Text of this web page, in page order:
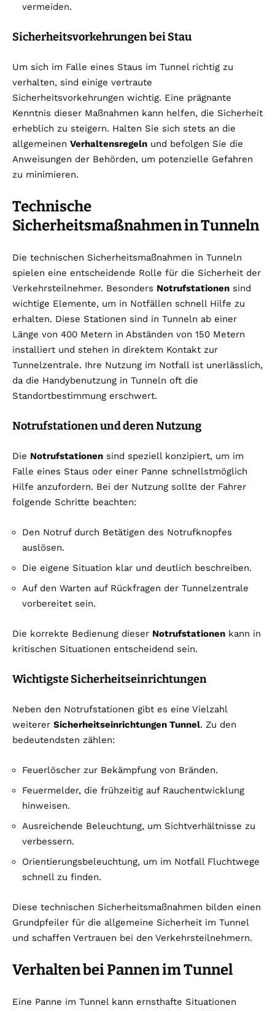
vermeiden.
Sicherheitsvorkehrungen bei Stau
Um sich im Falle eines Staus im Tunnel richtig zu
verhalten, sind einige vertraute
Sicherheitsvorkehrungen wichtig. Eine prägnante
Kenntnis dieser Maßnahmen kann helfen, die Sicherheit
erheblich zu steigern. Halten Sie sich stets an die
allgemeinen Verhaltensregeln und befolgen Sie die
Anweisungen der Behörden, um potenzielle Gefahren
zu minimieren.
Technische
Sicherheitsmaßnahmen in Tunneln
Die technischen Sicherheitsmaßnahmen in Tunneln
spielen eine entscheidende Rolle für die Sicherheit der
Verkehrsteilnehmer. Besonders Notrufstationen sind
wichtige Elemente, um in Notfällen schnell Hilfe zu
erhalten. Diese Stationen sind in Tunneln ab einer
Länge von 400 Metern in Abständen von 150 Metern
installiert und stehen in direktem Kontakt zur
Tunnelzentrale. Ihre Nutzung im Notfall ist unerlässlich,
da die Handybenutzung in Tunneln oft die
Standortbestimmung erschwert.
Notrufstationen und deren Nutzung
Die Notrufstationen sind speziell konzipiert, um im
Falle eines Staus oder einer Panne schnellstmöglich
Hilfe anzufordern. Bei der Nutzung sollte der Fahrer
folgende Schritte beachten:
Den Notruf durch Betätigen des Notrufknopfes
auslösen.
Die eigene Situation klar und deutlich beschreiben.
Auf den Warten auf Rückfragen der Tunnelzentrale
vorbereitet sein.
Die korrekte Bedienung dieser Notrufstationen kann in
kritischen Situationen entscheidend sein.
Wichtigste Sicherheitseinrichtungen
Neben den Notrufstationen gibt es eine Vielzahl
weiterer Sicherheitseinrichtungen Tunnel. Zu den
bedeutendsten zählen:
Feuerlöscher zur Bekämpfung von Bränden.
Feuermelder, die frühzeitig auf Rauchentwicklung
hinweisen.
Ausreichende Beleuchtung, um Sichtverhältnisse zu
verbessern.
Orientierungsbeleuchtung, um im Notfall Fluchtwege
schnell zu finden.
Diese technischen Sicherheitsmaßnahmen bilden einen
Grundpfeiler für die allgemeine Sicherheit im Tunnel
und schaffen Vertrauen bei den Verkehrsteilnehmern.
Verhalten bei Pannen im Tunnel
Eine Panne im Tunnel kann ernsthafte Situationen